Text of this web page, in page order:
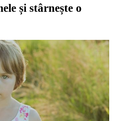
și stârnește o